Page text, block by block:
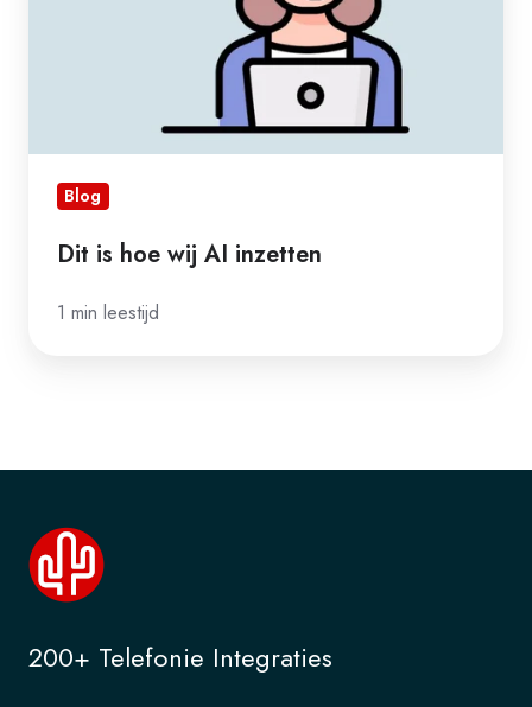
Blog
Dit is hoe wij AI inzetten
1 min leestijd
200+ Telefonie Integraties